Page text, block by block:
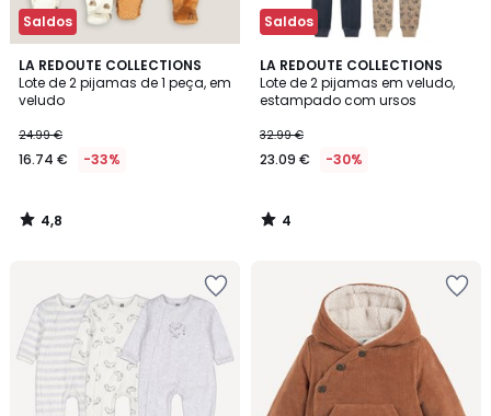
Saldos
LA REDOUTE COLLECTIONS
Lote de 2 pijamas de 1 peça, em
veludo
24.99 €
16.74 € -33%
4,8
/ 5
4,8
/
Saldos
LA REDOUTE COLLECTIONS
Lote de 2 pijamas em veludo,
estampado com ursos
32.99 €
23.09 € -30%
4
/
5
4
/